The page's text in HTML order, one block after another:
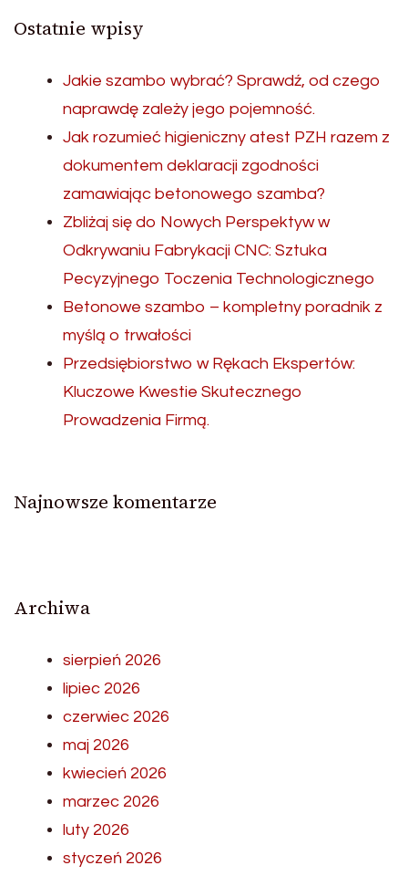
Ostatnie wpisy
Jakie szambo wybrać? Sprawdź, od czego
naprawdę zależy jego pojemność.
Jak rozumieć higieniczny atest PZH razem z
dokumentem deklaracji zgodności
zamawiając betonowego szamba?
Zbliżaj się do Nowych Perspektyw w
Odkrywaniu Fabrykacji CNC: Sztuka
Pecyzyjnego Toczenia Technologicznego
Betonowe szambo – kompletny poradnik z
myślą o trwałości
Przedsiębiorstwo w Rękach Ekspertów:
Kluczowe Kwestie Skutecznego
Prowadzenia Firmą.
Najnowsze komentarze
Archiwa
sierpień 2026
lipiec 2026
czerwiec 2026
maj 2026
kwiecień 2026
marzec 2026
luty 2026
styczeń 2026